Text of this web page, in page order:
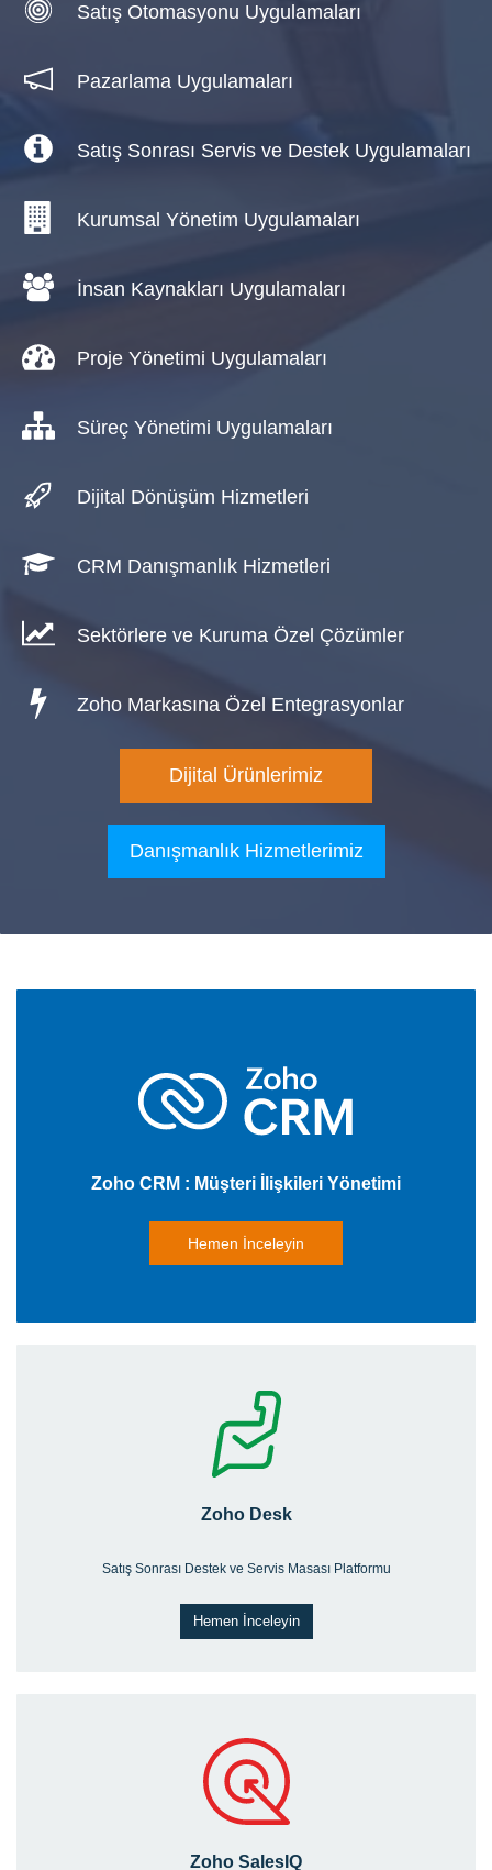
Satış Otomasyonu Uygulamaları
Pazarlama Uygulamaları
Satış Sonrası Servis ve Destek Uygulamaları
Kurumsal Yönetim Uygulamaları
İnsan Kaynakları Uygulamaları
Proje Yönetimi Uygulamaları
Süreç Yönetimi Uygulamaları
Dijital Dönüşüm Hizmetleri
CRM Danışmanlık Hizmetleri
Sektörlere ve Kuruma Özel Çözümler
Zoho Markasına Özel Entegrasyonlar
Dijital Ürünlerimiz
Danışmanlık Hizmetlerimiz
Zoho CRM : Müşteri İlişkileri Yönetimi
Hemen İnceleyin
Zoho Desk
Satış Sonrası Destek ve Servis Masası Platformu
Hemen İnceleyin
Zoho SalesIQ